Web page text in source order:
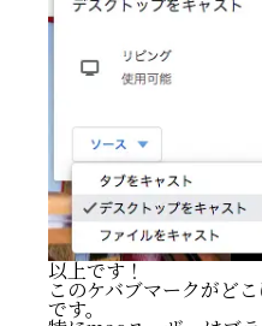
以上です！
このケバブマークがど
です。